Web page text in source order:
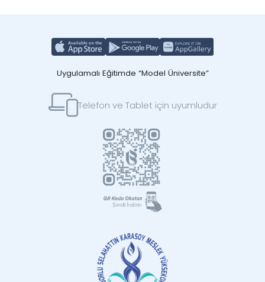
Uygulamalı Eğitimde “Model Üniversite”
Telefon ve Tablet için uyumludur